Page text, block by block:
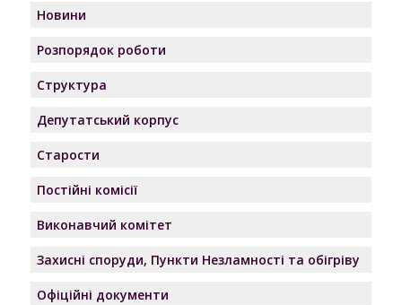
Новини
Розпорядок роботи
Структура
Депутатський корпус
Старости
Постійні комісії
Виконавчий комітет
Захисні споруди, Пункти Незламності та обігріву
Офіційні документи